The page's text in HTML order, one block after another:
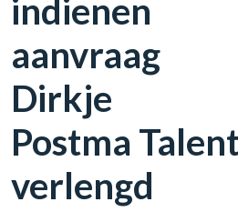
indienen
aanvraag
Dirkje
Postma
verlengd